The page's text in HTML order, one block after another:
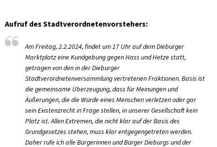
Aufruf des Stadtverordnetenvorstehers:
Am Freitag, 2.2.2024, findet um 17 Uhr auf dem Dieburger
Marktplatz eine Kundgebung gegen Hass und Hetze statt,
getragen von den in der Dieburger
Stadtverordnetenversammlung vertretenen Fraktionen. Basis ist
die gemeinsame Überzeugung, dass für Meinungen und
Äußerungen, die die Würde eines Menschen verletzen oder gar
sein Existenzrecht in Frage stellen, in unserer Gesellschaft kein
Platz ist. Allen Extremen, die nicht klar auf der Basis des
Grundgesetzes stehen, muss klar entgegengetreten werden.
Daher rufe ich alle Bürgerinnen und Bürger Dieburgs und der